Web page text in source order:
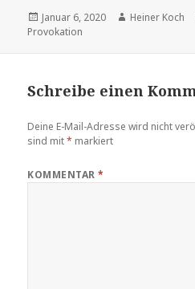
Veröffentlicht
am
Januar 6, 2020 Autor
Heiner Koch
Provokation
Schreibe einen
Deine E-Mail-Adresse wird nicht
sind mit* markiert
KOMMENTAR*